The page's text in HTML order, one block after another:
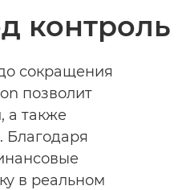
контроль
сокращения
позволит
а также
Благодаря
в реальном